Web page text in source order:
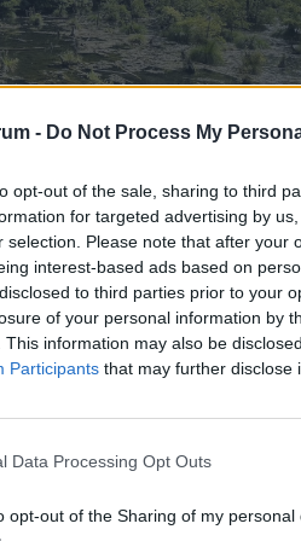
- Do Not Process My
opt-out of the sale, sharing to third
for targeted advertising by
selection. Please note that after your
interest-based ads based on
to third parties prior to your
of your personal information by
This information may also be
Participants that may further disclose
Data Processing Opt Outs
opt-out of the Sharing of my personal
lévő büfében
nem kell mélyen a
választanánk valami